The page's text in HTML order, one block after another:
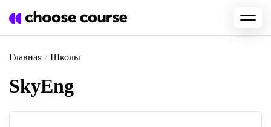
Главная / Школы
SkyEng